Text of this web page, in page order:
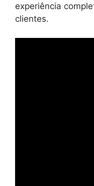
experiência
clientes.